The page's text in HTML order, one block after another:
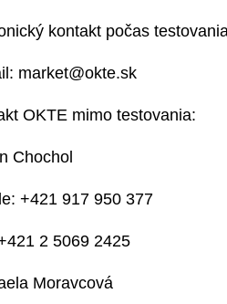
kontakt počas
market@okte.sk
OKTE mimo testovania:
Chochol
+421 917 950 377
2 5069 2425
Moravcová